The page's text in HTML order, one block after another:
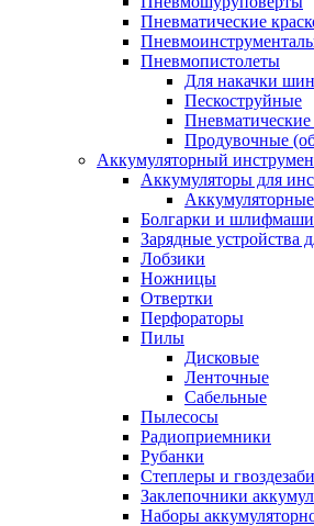
Пневматические
Пневмопистолеты
Для накачки шин
Пескоструйные
Пневматические
Продувочные
Аккумуляторный
Аккумуляторы для
Болгарки и
Зарядные устройства
Лобзики
Ножницы
Отвертки
Перфораторы
Пилы
Дисковые
Ленточные
Сабельные
Пылесосы
Радиоприемники
Рубанки
Степлеры и
Заклепочники
Наборы